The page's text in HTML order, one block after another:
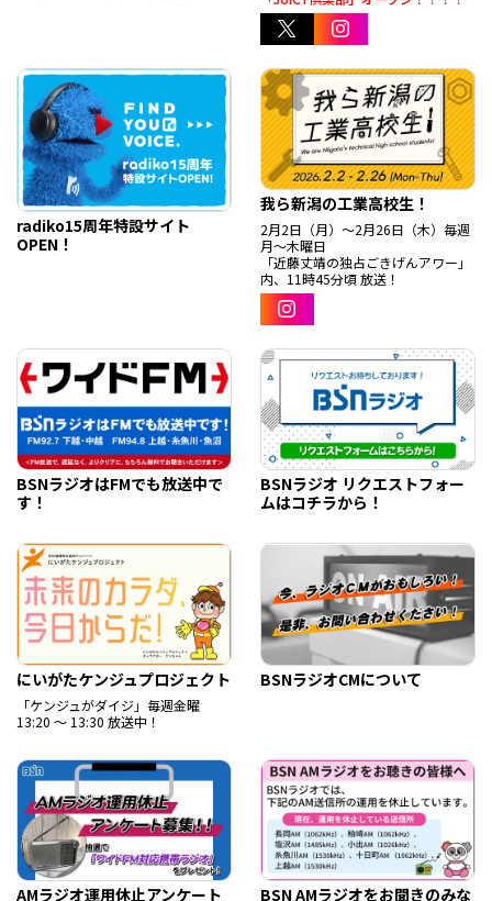
radiko15周年特設サイト
OPEN！
我ら新潟の工業高校生！
2月2日（月）～2月26日（木）毎週
月～木曜日
「近藤丈靖の独占ごきげんアワー」
内、11時45分頃 放送！
BSNラジオはFMでも放送中で
す！
BSNラジオ リクエストフォー
ムはコチラから！
にいがたケンジュプロジェクト
「ケンジュがダイジ」毎週金曜
13:20 ～ 13:30 放送中！
BSNラジオCMについて
AMラジオ運用休止アンケート
BSN AMラジオをお聞きのみな